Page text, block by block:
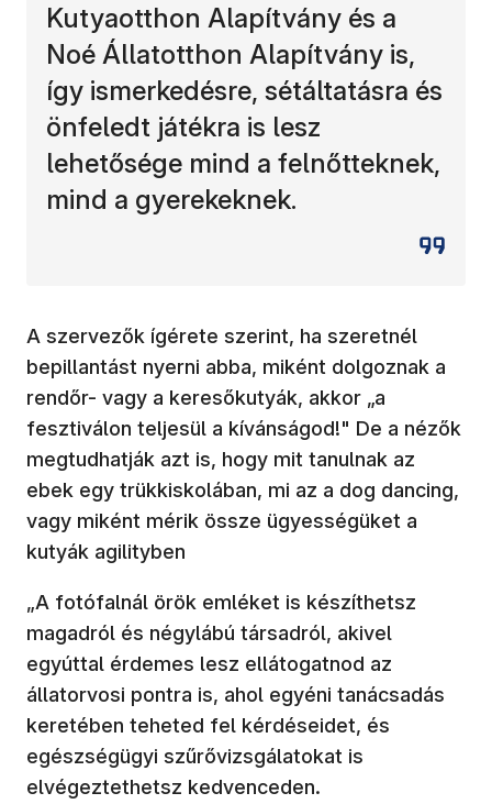
Kutyaotthon Alapítvány és a
Noé Állatotthon Alapítvány is,
így ismerkedésre, sétáltatásra és
önfeledt játékra is lesz
lehetősége mind a felnőtteknek,
mind a gyerekeknek.
A szervezők ígérete szerint, ha szeretnél
bepillantást nyerni abba, miként dolgoznak a
rendőr- vagy a keresőkutyák, akkor „a
fesztiválon teljesül a kívánságod!" De a nézők
megtudhatják azt is, hogy mit tanulnak az
ebek egy trükkiskolában, mi az a dog dancing,
vagy miként mérik össze ügyességüket a
kutyák agilityben
„A fotófalnál örök emléket is készíthetsz
magadról és négylábú társadról, akivel
egyúttal érdemes lesz ellátogatnod az
állatorvosi pontra is, ahol egyéni tanácsadás
keretében teheted fel kérdéseidet, és
egészségügyi szűrővizsgálatokat is
elvégeztethetsz kedvenceden.